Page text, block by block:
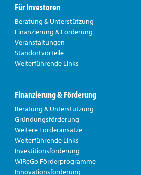
Für Investoren
Beratung & Unterstützung
Finanzierung & Förderung
Veranstaltungen
Standortvorteile
Weiterführende Links
Finanzierung & Förderung
Beratung & Unterstützung
Gründungsförderung
Weitere Förderansätze
Weiterführende Links
Investitionsförderung
WiReGo Förderprogramme
Innovationsförderung